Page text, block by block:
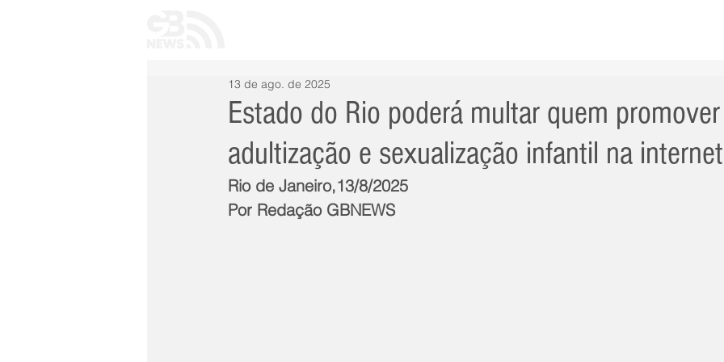
Estado do Rio poderá multar quem promover
adultização e sexualização infantil na internet
13 de ago. de 2025
Rio de Janeiro,13/8/2025
Por Redação GBNEWS